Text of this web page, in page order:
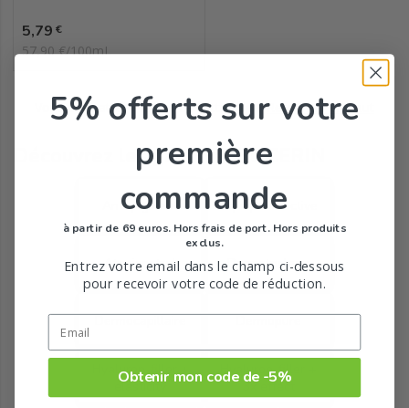
Prix
5,79 €
57,90 €/100mL
Vous avez atteint le bas de cette page.Retourner en haut
Découvrez les gammes EUCERIN
Anti-pigment Aquaporin active
Atopicontrol Dermatoclean
Dermocapillaire Dermopure
Hyaluron-filler +
elasticity
Hyaluron-filler +
3x effect
5% offerts sur votre
première
commande
à partir de 69 euros. Hors frais de port. Hors produits
exclus.
Entrez votre email dans le champ ci-dessous
pour recevoir votre code de réduction.
Obtenir mon code de -5%